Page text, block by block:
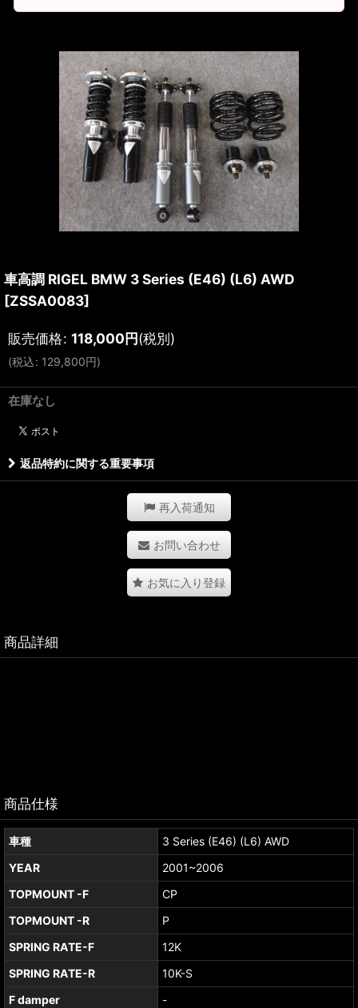
車高調 RIGEL BMW 3 Series (E46) (L6) AWD
[ZSSA0083]
販売価格: 118,000円(税別)
(税込: 129,800円)
在庫なし
返品特約に関する重要事項
再入荷通知
お問い合わせ
お気に入り登録
商品詳細
商品仕様
車種
3 Series (E46) (L6) AWD
YEAR
2001~2006
TOPMOUNT -F
CP
TOPMOUNT -R
P
SPRING RATE-F
12K
SPRING RATE-R
10K-S
F damper
-